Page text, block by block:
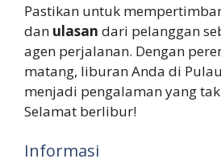
Pastikan untuk
dan ulasan dari pelanggan
agen perjalanan. Dengan
matang, liburan Anda di
menjadi pengalaman yang
Selamat berlibur!
Informasi